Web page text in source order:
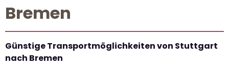
Bremen
Günstige Transportmöglichkeiten von Stuttgart
nach Bremen